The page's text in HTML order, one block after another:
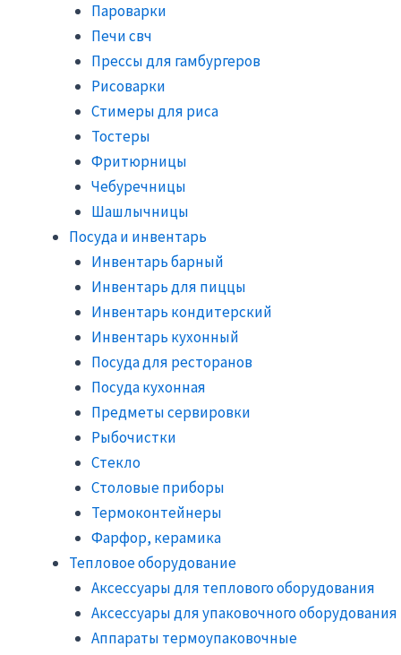
Пароварки
Печи свч
Прессы для гамбургеров
Рисоварки
Стимеры для риса
Тостеры
Фритюрницы
Чебуречницы
Шашлычницы
Посуда и инвентарь
Инвентарь барный
Инвентарь для пиццы
Инвентарь кондитерский
Инвентарь кухонный
Посуда для ресторанов
Посуда кухонная
Предметы сервировки
Рыбочистки
Стекло
Столовые приборы
Термоконтейнеры
Фарфор, керамика
Тепловое оборудование
Аксессуары для теплового оборудования
Аксессуары для упаковочного оборудования
Аппараты термоупаковочные